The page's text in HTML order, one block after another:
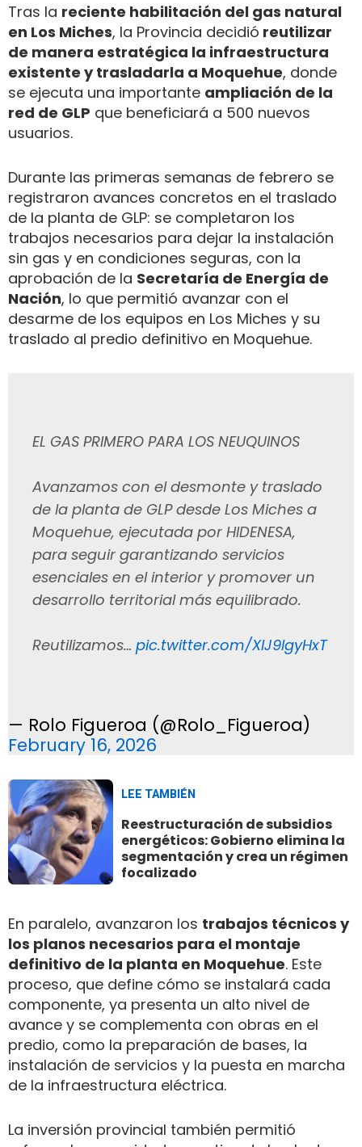
Tras la reciente habilitación del gas natural
en Los Miches, la Provincia decidió reutilizar
de manera estratégica la infraestructura
existente y trasladarla a Moquehue, donde
se ejecuta una importante ampliación de la
red de GLP que beneficiará a 500 nuevos
usuarios.
Durante las primeras semanas de febrero se
registraron avances concretos en el traslado
de la planta de GLP: se completaron los
trabajos necesarios para dejar la instalación
sin gas y en condiciones seguras, con la
aprobación de la Secretaría de Energía de
Nación, lo que permitió avanzar con el
desarme de los equipos en Los Miches y su
traslado al predio definitivo en Moquehue.
EL GAS PRIMERO PARA LOS NEUQUINOS
Avanzamos con el desmonte y traslado
de la planta de GLP desde Los Miches a
Moquehue, ejecutada por HIDENESA,
para seguir garantizando servicios
esenciales en el interior y promover un
desarrollo territorial más equilibrado.
Reutilizamos… pic.twitter.com/XlJ9lgyHxT
— Rolo Figueroa (@Rolo_Figueroa)
February 16, 2026
LEE TAMBIÉN
Reestructuración de subsidios
energéticos: Gobierno elimina la
segmentación y crea un régimen
focalizado
En paralelo, avanzaron los trabajos técnicos y
los planos necesarios para el montaje
definitivo de la planta en Moquehue. Este
proceso, que define cómo se instalará cada
componente, ya presenta un alto nivel de
avance y se complementa con obras en el
predio, como la preparación de bases, la
instalación de servicios y la puesta en marcha
de la infraestructura eléctrica.
La inversión provincial también permitió